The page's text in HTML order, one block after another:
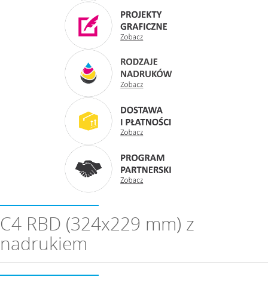
C4 RBD (324x229 mm) z
nadrukiem